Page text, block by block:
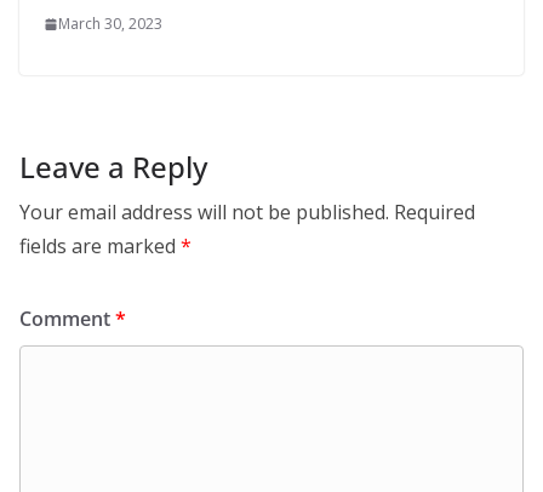
March 30, 2023
Leave a Reply
Your email address will not be published. Required
fields are marked *
Comment*